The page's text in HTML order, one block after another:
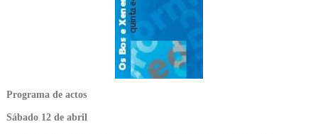
Programa de actos
Sábado 12 de abril